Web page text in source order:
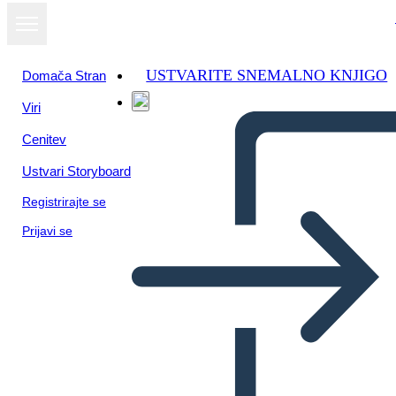
Domača Stran
Viri
Cenitev
Ustvari Storyboard
Registrirajte se
Prijavi se
USTVARITE SNEMALNO KNJIGO
Oglejte si kot
diaprojekcijo